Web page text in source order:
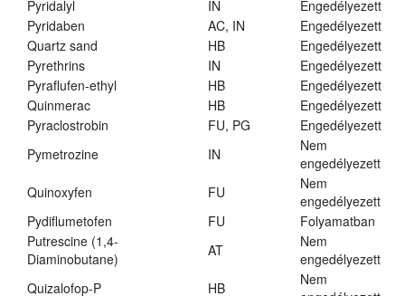
Pyridalyl
IN
Engedélyezett
Pyridaben
AC, IN
Engedélyezett
Quartz sand
HB
Engedélyezett
Pyrethrins
IN
Engedélyezett
Pyraflufen-ethyl
HB
Engedélyezett
Quinmerac
HB
Engedélyezett
Pyraclostrobin
FU, PG
Engedélyezett
Pymetrozine
IN
Nem
engedélyezett
Quinoxyfen
FU
Nem
engedélyezett
Pydiflumetofen
FU
Folyamatban
Putrescine (1,4-
Diaminobutane)
AT
Nem
engedélyezett
Quizalofop-P
HB
Nem